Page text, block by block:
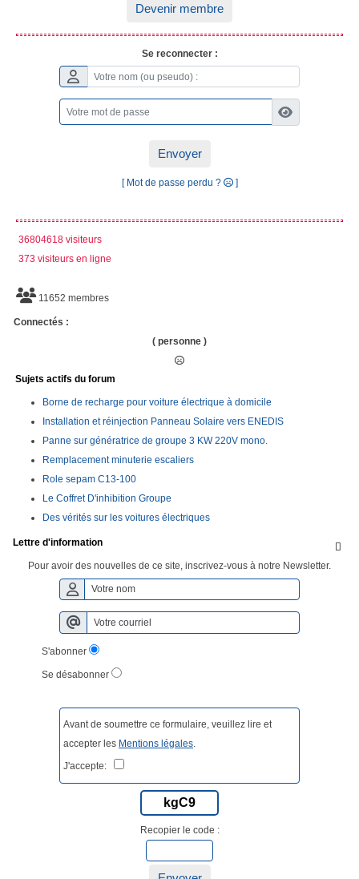
Devenir membre
Se reconnecter :
Envoyer
[ Mot de passe perdu ? ]
36804618 visiteurs
373 visiteurs en ligne
11652 membres
Connectés :
( personne )
Sujets actifs du forum
Borne de recharge pour voiture électrique à domicile
Installation et réinjection Panneau Solaire vers ENEDIS
Panne sur génératrice de groupe 3 KW 220V mono.
Remplacement minuterie escaliers
Role sepam C13-100
Le Coffret D'inhibition Groupe
Des vérités sur les voitures électriques

Lettre d'information
Pour avoir des nouvelles de ce site, inscrivez-vous à notre Newsletter.
S'abonner
Se désabonner
Avant de soumettre ce formulaire, veuillez lire et
accepter les Mentions légales
J'accepte:
kgC9
Recopier le code :